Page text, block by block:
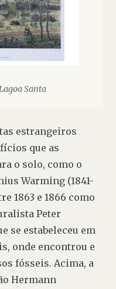
Santa
estrangeiros
que as
o solo, como o
Warming (1841-
1863 e 1866 como
Peter
se estabeleceu em
onde encontrou e
fósseis. Acima, a
Hermann